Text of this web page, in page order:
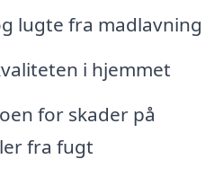
lugte fra madlavning
i hjemmet
for skader på
fra fugt